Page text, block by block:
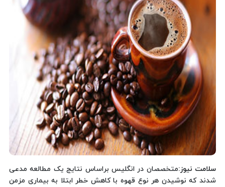
سلامت نیوز:متخصصان در انگلیس براساس نتایج یک مطالعه مدعی
شدند که نوشیدن هر نوع قهوه با کاهش خطر ابتلا به بیماری مزمن